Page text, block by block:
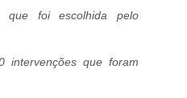
que foi escolhida pelo
intervenções que foram